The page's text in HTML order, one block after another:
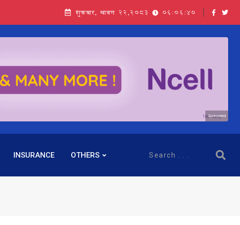
शुक्रबार, श्रावण २२,२०८३ 06:06:41
Sponsored
INSURANCE OTHERS